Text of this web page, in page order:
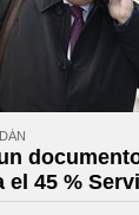
el 45 %